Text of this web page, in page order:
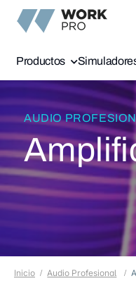
Productos
AUDIO
Inicio Audio Profesional